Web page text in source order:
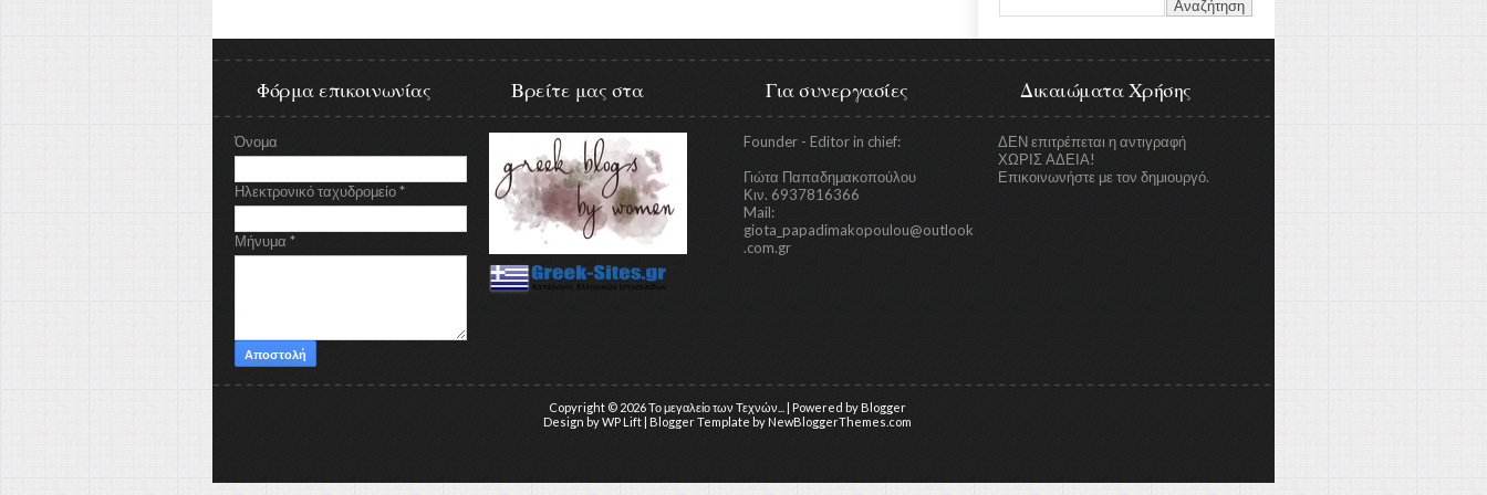
Φόρμα επικοινωνίας
Όνομα
Ηλεκτρονικό ταχυδρομείο*
Μήνυμα *
Βρείτε μας στα Για συνεργασίες
Founder - Editor in chief:
Γιώτα Παπαδημακοπούλου
Κιν. 6937816366
Mail:
giota_papadimakopoulou@outlook
.com.gr
Δικαιώματα Χρήσης
ΔΕΝ επιτρέπεται η αντιγραφή
ΧΩΡΙΣ ΑΔΕΙΑ!
Επικοινωνήστε με τον δημιουργό.
Copyright © 2026Το μεγαλείο των Τεχνών... | Powered byBlogger
Design byWP Lift| Blogger Template byNewBloggerThemes.com